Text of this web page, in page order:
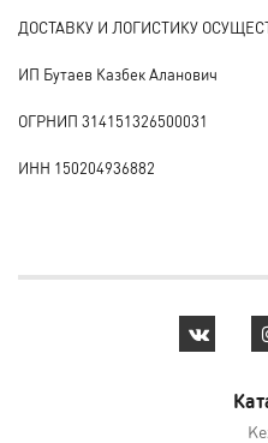
ДОСТАВКУ И ЛОГИСТИКУ
ИП Бутаев Казбек Аланович
ОГРНИП 314151326500031
ИНН 150204936882